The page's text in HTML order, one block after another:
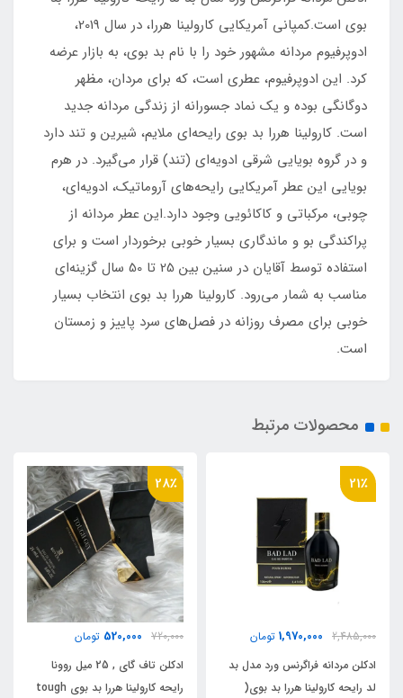
بوی است.کمپانی آمریکایی کارولینا هررا، در سال 2019،
ادوپرفیوم مردانه مشهور خود را با نام بد بوی، به بازار عرضه
کرد. این ادوپرفیوم، عطری است، که برای مردان، مظهر
دوگانگی بوده و یک نماد جسورانه از زندگی مردانه جدید
است. کارولینا هررا بد بوی رایحه‌ای ملایم، شیرین و تند دارد
و در گروه بویایی شرقی ادویه‌ای (تند) قرار می‌گیرد. در هرم
بویایی این عطر آمریکایی رایحه‌های آروماتیک، ادویه‌ای،
چوبی، مرکباتی و کاکائویی وجود دارد.این عطر مردانه از
پراکندگی بو و ماندگاری بسیار خوبی برخوردار است و برای
استفاده توسط آقایان در سنین بین 25 تا 50 سال گزینه‌ای
مناسب به شمار می‌رود. کارولینا هررا بد بوی انتخاب بسیار
خوبی برای مصرف روزانه در فصل‌های سرد پاییز و زمستان
است.
محصولات مرتبط
مدل بد
720,000
520,000
ادکلن تاف گای , 25 میل روونا
رایحه کارولینا هررا بد بوی tough
21٪
2,485,000
1,970,000
ادکلن مردانه فراگرنس ورد
لد رایحه کارولینا هررا بد